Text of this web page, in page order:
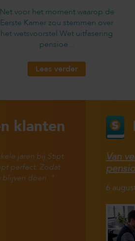
Net voor het moment waarop de
Eerste Kamer zou stemmen over
het wetsvoorstel Wet uitfasering
pensioe...
Lees verder
klanten
jaren bij Stipt
perfect. Zodat
blijven doen.
Van
6